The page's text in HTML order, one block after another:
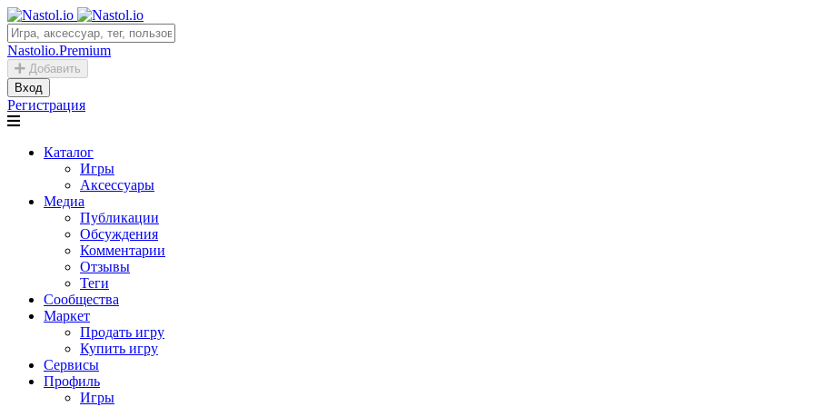
Nastolio.Premium
Добавить
Вход
Регистрация
Каталог
Игры
Аксессуары
Медиа
Публикации
Обсуждения
Комментарии
Отзывы
Теги
Сообщества
Маркет
Продать игру
Купить игру
Сервисы
Профиль
Игры